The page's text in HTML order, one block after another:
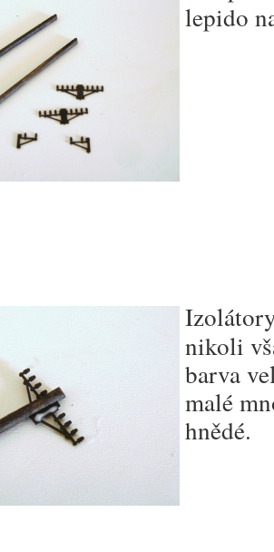
lepido
nikoli
barva
malé
hnědé.